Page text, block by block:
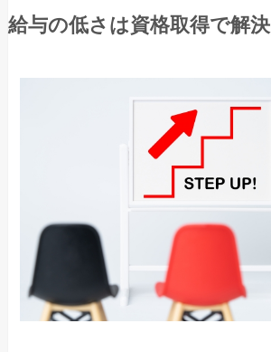
給与の低さは資格取得で解決